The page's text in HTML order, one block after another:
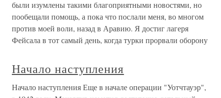
были изумлены такими благоприятными новостями, но
пообещали помощь, а пока что послали меня, во многом
против моей воли, назад в Аравию. Я достиг лагеря
Фейсала в тот самый день, когда турки прорвали оборону
Начало наступления
Начало наступления Еще в начале операции "Уотчтауэр",